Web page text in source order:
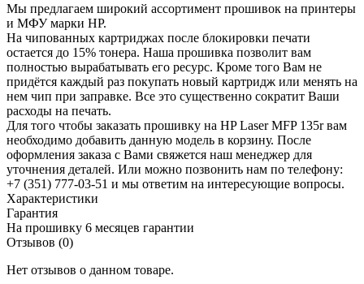
Мы предлагаем широкий ассортимент прошивок на принтеры
и МФУ марки HP.
На чипованных картриджах после блокировки печати
остается до 15% тонера. Наша прошивка позволит вам
полностью вырабатывать его ресурс. Кроме того Вам не
придётся каждый раз покупать новый картридж или менять на
нем чип при заправке. Все это существенно сократит Ваши
расходы на печать.
Для того чтобы заказать прошивку на HP Laser MFP 135r вам
необходимо добавить данную модель в корзину. После
оформления заказа с Вами свяжется наш менеджер для
уточнения деталей. Или можно позвонить нам по телефону:
+7 (351) 777-03-51 и мы ответим на интересующие вопросы.
Характеристики
Гарантия
На прошивку 6 месяцев гарантии
Отзывов (0)
Нет отзывов о данном товаре.